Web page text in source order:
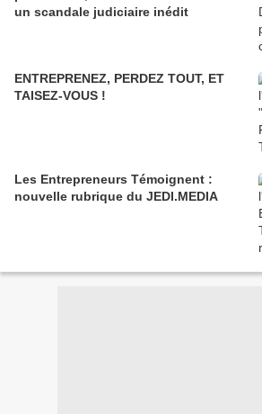
un scandale judiciaire inédit
ENTREPRENEZ, PERDEZ TOUT, ET
TAISEZ-VOUS !
Les Entrepreneurs Témoignent :
nouvelle rubrique du JEDI.MEDIA